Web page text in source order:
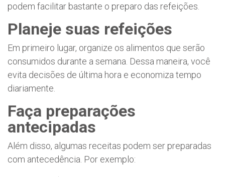
podem facilitar bastante o preparo das refeições.
Planeje suas refeições
Em primeiro lugar, organize os alimentos que serão
consumidos durante a semana. Dessa maneira, você
evita decisões de última hora e economiza tempo
diariamente.
Faça preparações
antecipadas
Além disso, algumas receitas podem ser preparadas
com antecedência. Por exemplo: